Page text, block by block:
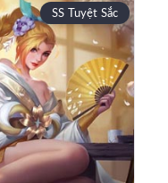
SS Tuyệt Sắc